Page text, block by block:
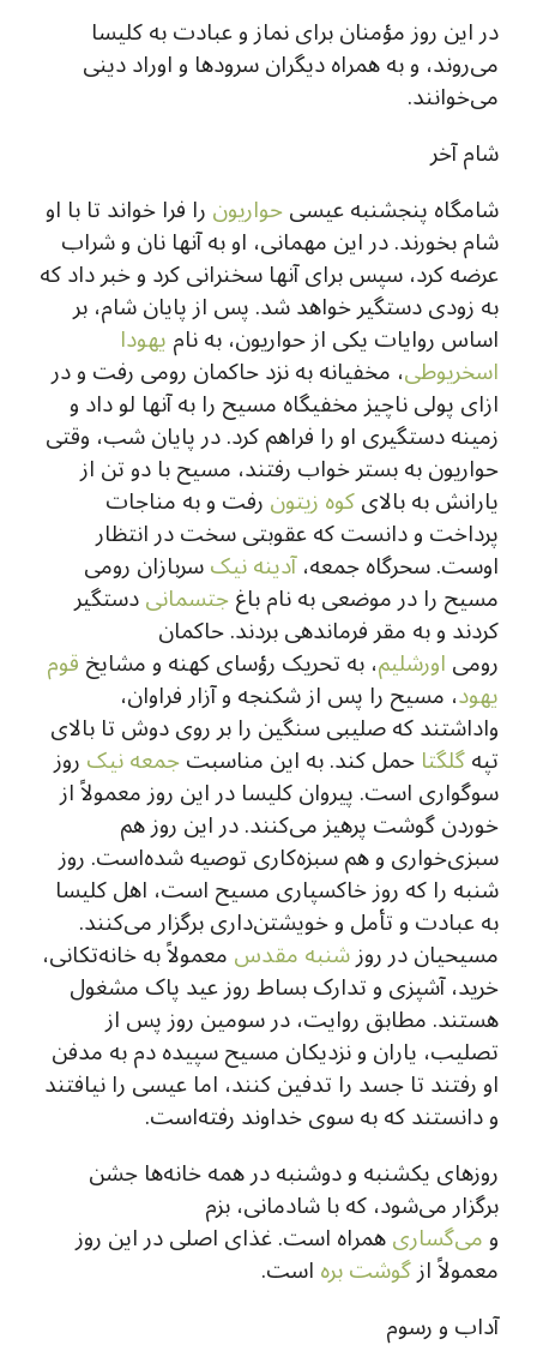
در این روز مؤمنان برای نماز و عبادت به کلیسا
می‌روند، و به همراه دیگران سرودها و اوراد دینی
می‌خوانند.
شام آخر
شامگاه پنجشنبه عیسیحواریونرا فرا خواند تا با او
شام بخورند. در این مهمانی، او به آنها نان و شراب
عرضه کرد، سپس برای آنها سخنرانی کرد و خبر داد که
به زودی دستگیر خواهد شد. پس از پایان شام، بر
اساس روایات یکی از حواریون، به نامیهودا
اسخریوطی، مخفیانه به نزد حاکمان رومی رفت و در
ازای پولی ناچیز مخفیگاه مسیح را به آنها لو داد و
زمینه دستگیری او را فراهم کرد. در پایان شب، وقتی
حواریون به بستر خواب رفتند، مسیح با دو تن از
یارانش به بالایکوه زیتونرفت و به مناجات
پرداخت و دانست که عقوبتی سخت در انتظار
اوست. سحرگاه جمعه،آدینه نیکسربازان رومی
مسیح را در موضعی به نام باغجتسمانیدستگیر
کردند و به مقر فرماندهی بردند. حاکمان
رومیاورشلیم، به تحریک رؤسای کهنه و مشایخقوم
یهود، مسیح را پس از شکنجه و آزار فراوان،
واداشتند که صلیبی سنگین را بر روی دوش تا بالای
تپهگلگتاحمل کند. به این مناسبتجمعه نیکروز
سوگواری است. پیروان کلیسا در این روز معمولاً از
خوردن گوشت پرهیز می‌کنند. در این روز هم
سبزی‌خواری و هم سبزه‌کاری توصیه شده‌است. روز
شنبه را که روز خاکسپاری مسیح است، اهل کلیسا
به عبادت و تأمل و خویشتن‌داری برگزار می‌کنند.
مسیحیان در روزشنبه مقدسمعمولاً به خانه‌تکانی،
خرید، آشپزی و تدارک بساط روز عید پاک مشغول
هستند. مطابق روایت، در سومین روز پس از
تصلیب، یاران و نزدیکان مسیح سپیده دم به مدفن
او رفتند تا جسد را تدفین کنند، اما عیسی را نیافتند
و دانستند که به سوی خداوند رفته‌است.
روزهای یکشنبه و دوشنبه در همه خانه‌ها جشن
برگزار می‌شود، که با شادمانی، بزم
ومی‌گساریهمراه است. غذای اصلی در این روز
معمولاً ازگوشت برهاست.
آداب و رسوم